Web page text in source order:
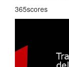
365scores